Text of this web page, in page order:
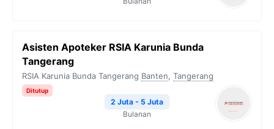
Asisten Apoteker RSIA Karunia Bunda
Tangerang
RSIA Karunia Bunda Tangerang Banten, Tangerang
Ditutup
2 Juta - 5 Juta
Bulanan